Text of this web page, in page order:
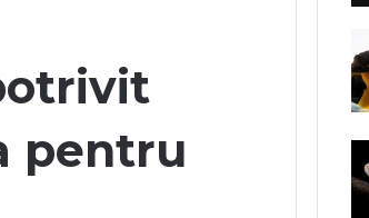
pentru